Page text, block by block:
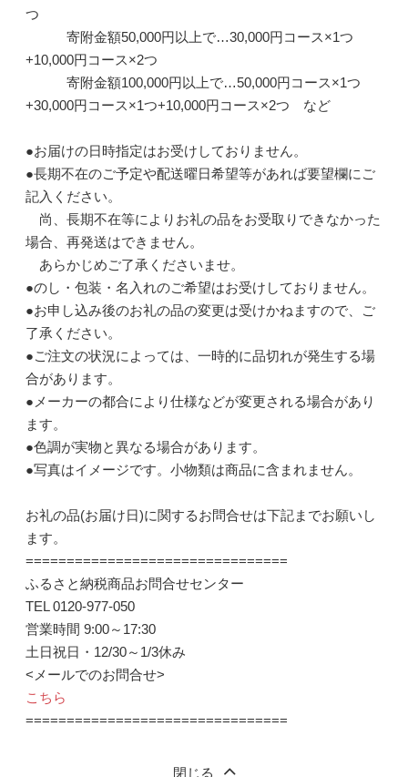
つ
寄附金額50,000円以上で…30,000円コース×1つ
+10,000円コース×2つ
寄附金額100,000円以上で…50,000円コース×1つ
+30,000円コース×1つ+10,000円コース×2つ など
●お届けの日時指定はお受けしておりません。
●長期不在のご予定や配送曜日希望等があれば要望欄にご
記入ください。
尚、長期不在等によりお礼の品をお受取りできなかった
場合、再発送はできません。
あらかじめご了承くださいませ。
●のし・包装・名入れのご希望はお受けしておりません。
●お申し込み後のお礼の品の変更は受けかねますので、ご
了承ください。
●ご注文の状況によっては、一時的に品切れが発生する場
合があります。
●メーカーの都合により仕様などが変更される場合があり
ます。
●色調が実物と異なる場合があります。
●写真はイメージです。小物類は商品に含まれません。
お礼の品(お届け日)に関するお問合せは下記までお願いし
ます。
================================
ふるさと納税商品お問合せセンター
TEL 0120-977-050
営業時間 9:00～17:30
土日祝日・12/30～1/3休み
<メールでのお問合せ>
こちら
================================
閉じる